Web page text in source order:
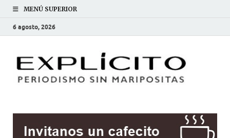
MENÚ SUPERIOR
6 agosto, 2026